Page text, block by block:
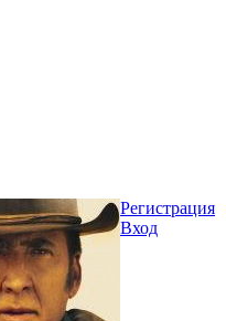
Регистрация
Вход